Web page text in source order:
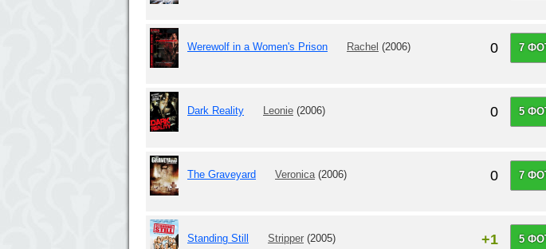
Werewolf in a Women's Prison Rachel (2006) 7
0
Dark Reality Leonie (2006) 5
0
The Graveyard Veronica(2006) 7
0
Standing Still Stripper (2005) 5
+1